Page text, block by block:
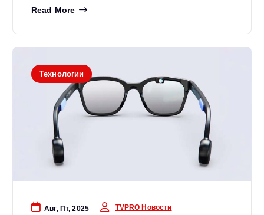
Read More
Технологии
Авг, Пт, 2025 TVPRO Новости